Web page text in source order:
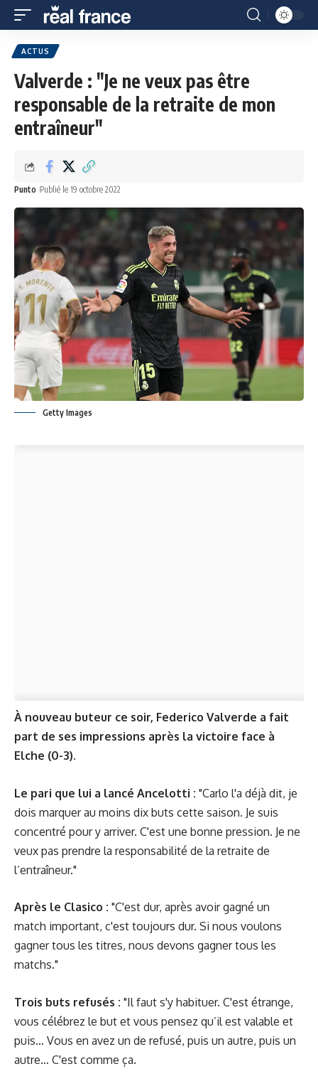
ACTUS
Valverde : "Je ne veux pas être
responsable de la retraite de mon
entraîneur"
Punto Publié le 19 octobre 2022
Getty Images
À nouveau buteur ce soir, Federico Valverde a fait
part de ses impressions après la victoire face à
Elche (0-3).
Le pari que lui a lancé Ancelotti : "Carlo l'a déjà dit, je
dois marquer au moins dix buts cette saison. Je suis
concentré pour y arriver. C'est une bonne pression. Je ne
veux pas prendre la responsabilité de la retraite de
l’entraîneur."
Après le Clasico : "C'est dur, après avoir gagné un
match important, c'est toujours dur. Si nous voulons
gagner tous les titres, nous devons gagner tous les
matchs."
Trois buts refusés : "Il faut s'y habituer. C'est étrange,
vous célébrez le but et vous pensez qu’il est valable et
puis… Vous en avez un de refusé, puis un autre, puis un
autre… C'est comme ça.